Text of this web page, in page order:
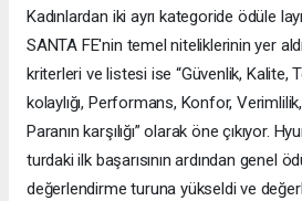
Kadınlardan iki ayrı kategoride ödüle
SANTA FE'nin temel niteliklerinin yer
kriterleri ve listesi ise “Güvenlik, Kalite,
kolaylığı, Performans, Konfor,
Paranın karşılığı” olarak öne çıkıyor.
turdaki ilk başarısının ardından genel
değerlendirme turuna yükseldi ve